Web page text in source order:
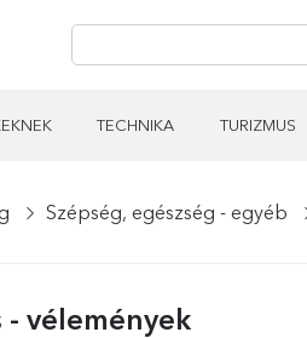
TECHNIKA TURIZMUS
Szépség, egészség - egyéb
vélemények